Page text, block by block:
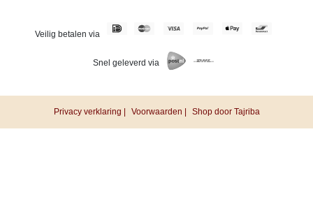
Veilig betalen via
Snel geleverd via
Privacy verklaring | Voorwaarden | Shop door Tajriba